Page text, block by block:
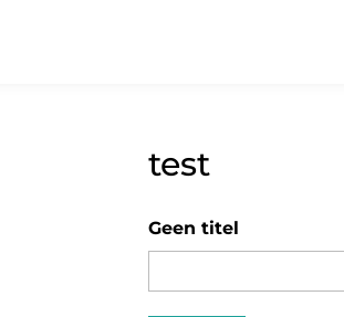
test
Geen titel